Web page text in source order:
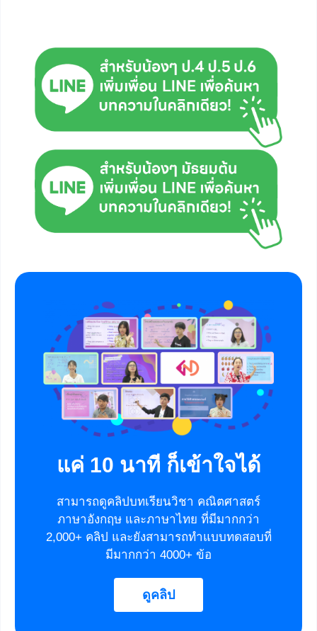
แค่ 10 นาที ก็เข้าใจได้
สามารถดูคลิปบทเรียนวิชา คณิตศาสตร์
ภาษาอังกฤษ และภาษาไทย ที่มีมากกว่า
2,000+ คลิป และยังสามารถทำแบบทดสอบที่
มีมากกว่า 4000+ ข้อ
ดูคลิป